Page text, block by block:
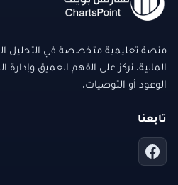
منصة تعليمية متخصصة في التحليل
المالية. نركز على الفهم العميق وإدارة
الوعود أو التوصيات.
تابعنا